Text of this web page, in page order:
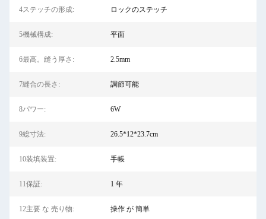
4ステッチの形成: ロックのステッチ
5機械構成: 平面
6最高。縫う厚さ: 2.5mm
7縫合の長さ: 調節可能
8パワー: 6W
9総寸法: 26.5*12*23.7cm
10装填装置: 手帳
11保証: 1 年
12主要 な 売り物: 操作 が 簡単